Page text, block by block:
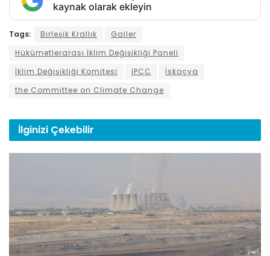
kaynak olarak ekleyin
Tags: Birleşik Krallık
Galler
Hükümetlerarası İklim Değişikliği Paneli
İklim Değişikliği Komitesi
IPCC
İskoçya
the Committee on Climate Change
İlginizi Çekebilir